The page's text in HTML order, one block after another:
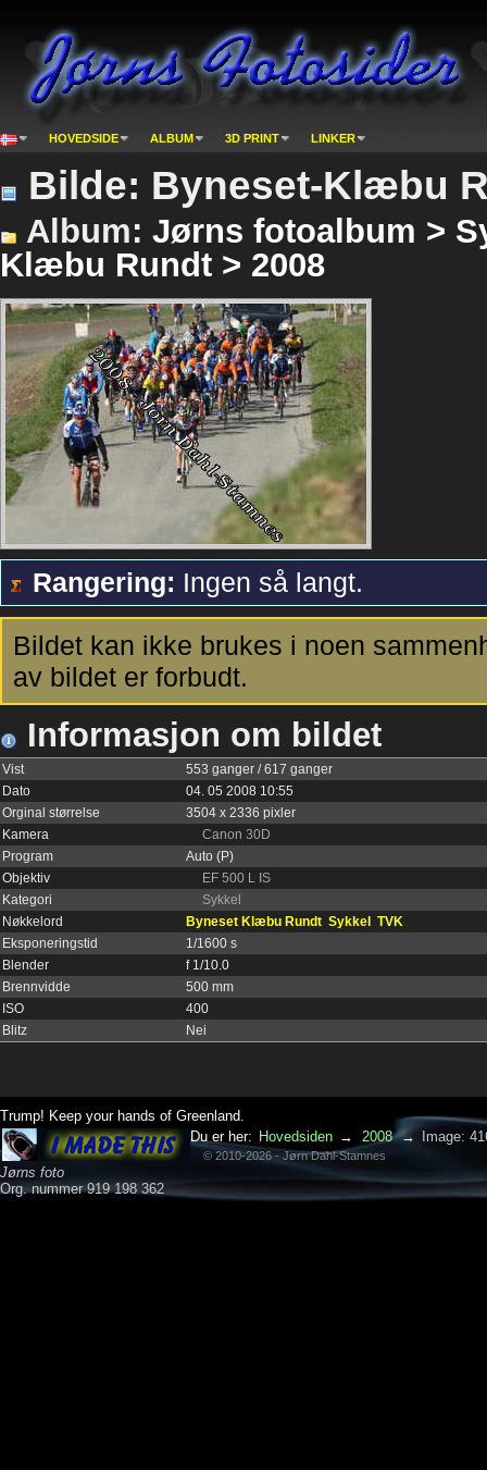
HOVEDSIDE ALBUM 3D PRINT LINKER
Bilde: Byneset-Klæbu
Album: Jørns fotoalbum >
Klæbu Rundt > 2008
Rangering: Ingen så langt.
Bildet kan ikke brukes i noen
av bildet er forbudt.
Informasjon om bildet
Vist
553 ganger / 617 ganger
Dato
04. 05 2008 10:55
Orginal størrelse
3504 x 2336 pixler
Kamera
Canon 30D
Program
Auto (P)
Objektiv
EF 500 L IS
Kategori
Sykkel
Nøkkelord
Byneset Klæbu Rundt Sykkel
TVK
Eksponeringstid
1/1600 s
Blender
f 1/10.0
Brennvidde
500 mm
ISO
400
Blitz
Nei
Trump! Keep your hands of Greenland.
Jørns foto
Org. nummer 919 198 362
Du er her: Hovedsiden → 2008 → Image:
© 2010-2026 - Jørn Dahl-Stamnes